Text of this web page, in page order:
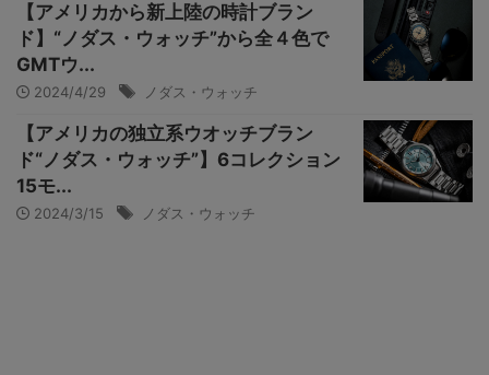
【アメリカから新上陸の時計ブラン
ド】“ノダス・ウォッチ”から全４色で
GMTウ...
2024/4/29 ノダス・ウォッチ
【アメリカの独立系ウオッチブラン
ド“ノダス・ウォッチ”】6コレクション
15モ...
2024/3/15 ノダス・ウォッチ